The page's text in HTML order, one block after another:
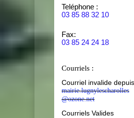
Teléphone :
03 85 88 32 10
Fax:
03 85 24 24 18
Courriels :
Courriel invalide
mairie.lugnylescharolles
@ozone.net
Courriels Valides